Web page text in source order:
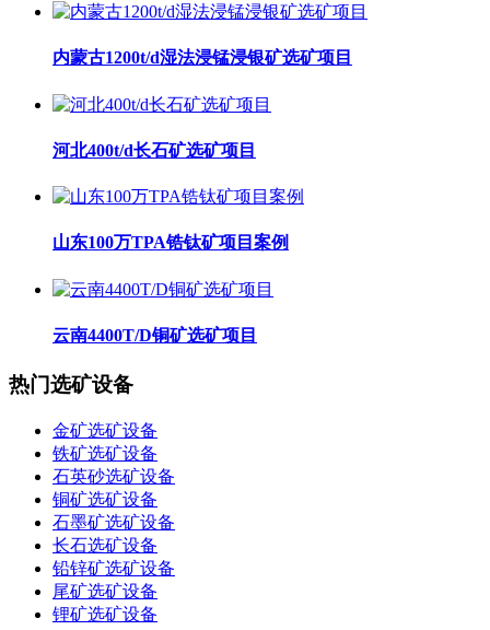
内蒙古1200t/d湿法浸锰浸银矿选矿项目
河北400t/d长石矿选矿项目
山东100万TPA锆钛矿项目案例
云南4400T/D铜矿选矿项目
热门选矿设备
金矿选矿设备
铁矿选矿设备
石英砂选矿设备
铜矿选矿设备
石墨矿选矿设备
长石选矿设备
铅锌矿选矿设备
尾矿选矿设备
锂矿选矿设备